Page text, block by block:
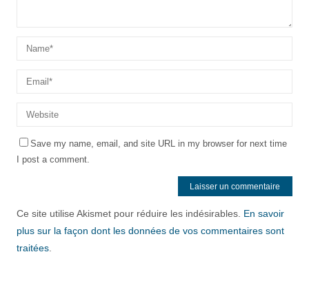
Save my name, email, and site URL in my browser for next time
I post a comment.
Ce site utilise Akismet pour réduire les indésirables. En savoir
plus sur la façon dont les données de vos commentaires sont
traitées.